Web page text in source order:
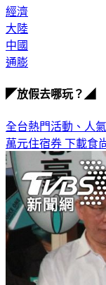
經濟
大陸
中國
全台熱門活動、人
萬元住宿券下載食